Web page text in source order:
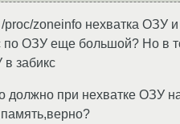
zoneinfo нехватка ОЗУ и
по ОЗУ еще большой? Но в
в забикс
должно при нехватке ОЗУ